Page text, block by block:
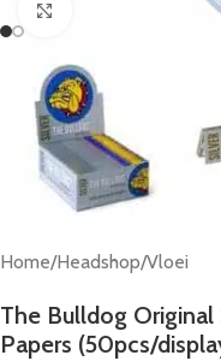
Home/Headshop/Vloei
The Bulldog
Papers (50pcs/